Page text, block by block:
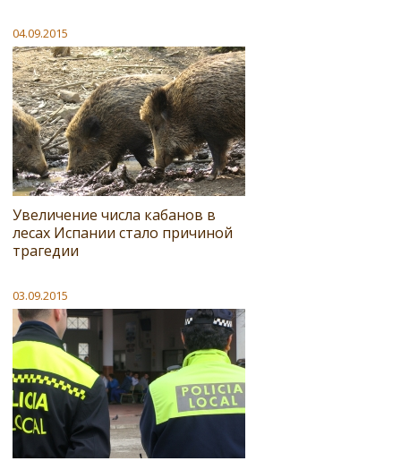
04.09.2015
Увеличение числа кабанов в
лесах Испании стало причиной
трагедии
03.09.2015